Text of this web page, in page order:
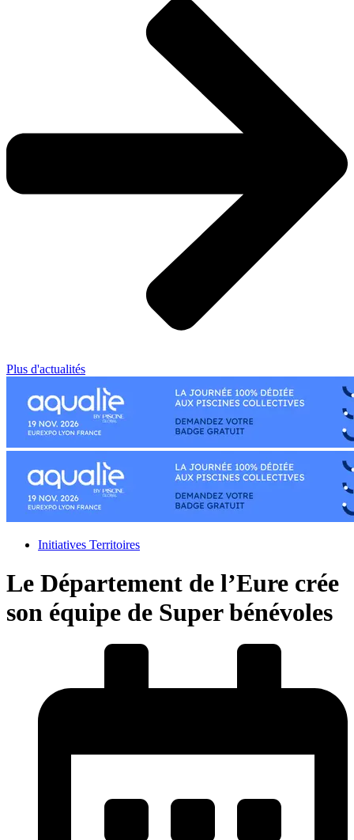
Plus d'actualités
Initiatives Territoires
Le Département de l’Eure crée
son équipe de Super bénévoles